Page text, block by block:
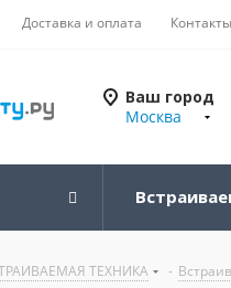
Доставка и оплата Контакты
Ваш город
Москва
ТЕХНИКА -